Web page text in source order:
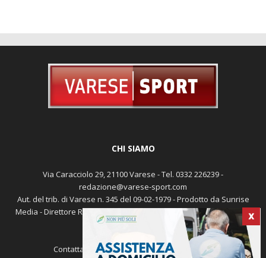
X
CHI SIAMO
Via Caracciolo 29, 21100 Varese - Tel. 0332 226239 -
redazione@varese-sport.com
Aut. del trib. di Varese n. 345 del 09-02-1979 - Prodotto da Sunrise
Media - Direttore Responsabile: Michele Marocco -Cookie policy
Pubblicità
Contattaci: redazione@varese-sport.com